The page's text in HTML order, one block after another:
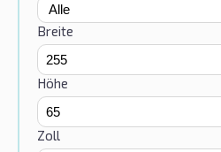
Breite
Höhe
Zoll